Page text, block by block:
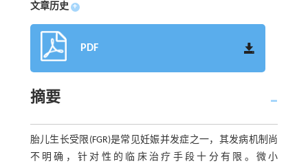
文章历史 +
PDF
摘要
胎儿生长受限(FGR)是常见妊娠并发症之一，其发病机制尚
不明确，针对性的临床治疗手段十分有限。微小